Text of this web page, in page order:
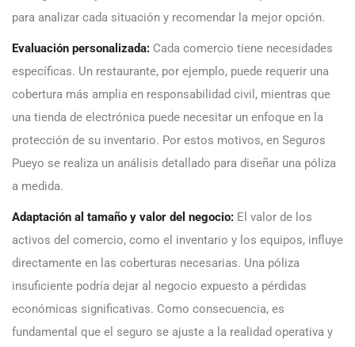
para analizar cada situación y recomendar la mejor opción.
Evaluación personalizada: Cada comercio tiene necesidades
específicas. Un restaurante, por ejemplo, puede requerir una
cobertura más amplia en responsabilidad civil, mientras que
una tienda de electrónica puede necesitar un enfoque en la
protección de su inventario. Por estos motivos, en Seguros
Pueyo se realiza un análisis detallado para diseñar una póliza
a medida.
Adaptación al tamaño y valor del negocio: El valor de los
activos del comercio, como el inventario y los equipos, influye
directamente en las coberturas necesarias. Una póliza
insuficiente podría dejar al negocio expuesto a pérdidas
económicas significativas. Como consecuencia, es
fundamental que el seguro se ajuste a la realidad operativa y